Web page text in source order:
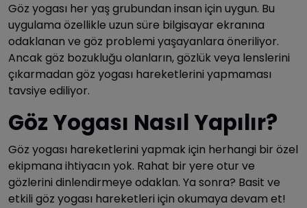
Göz yogası her yaş grubundan insan için uygun. Bu
uygulama özellikle uzun süre bilgisayar ekranına
odaklanan ve göz problemi yaşayanlara öneriliyor.
Ancak göz bozukluğu olanların, gözlük veya lenslerini
çıkarmadan göz yogası hareketlerini yapmaması
tavsiye ediliyor.
Göz Yogası Nasıl Yapılır?
Göz yogası hareketlerini yapmak için herhangi bir özel
ekipmana ihtiyacın yok. Rahat bir yere otur ve
gözlerini dinlendirmeye odaklan. Ya sonra? Basit ve
etkili göz yogası hareketleri için okumaya devam et!